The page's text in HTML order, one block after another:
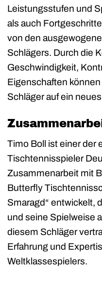
Leistungsstufen und
als auch
von den
Schlägers. Durch die
Geschwindigkeit,
Eigenschaften
Schläger auf ein
Timo Boll ist einer der
Tischtennisspieler
Zusammenarbeit mit
Butterfly
Smaragd“ entwickelt,
und seine Spielweise
diesem Schläger
Erfahrung und
Weltklassespielers.